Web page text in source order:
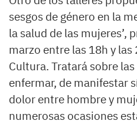
sesgos de género en la
la salud de las mujeres’,
marzo entre las 18h y las
Cultura. Tratará sobre
enfermar, de manifestar
dolor entre hombre y
numerosas ocasiones